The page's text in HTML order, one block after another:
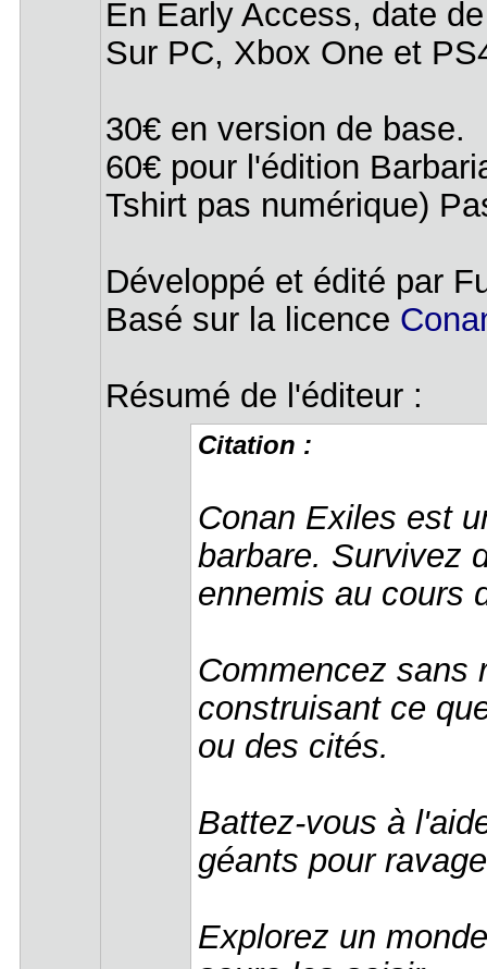
En Early Access, date
Sur PC, Xbox One et
30€ en version de base.
60€ pour l'édition
Tshirt pas numérique)
Développé et édité par
Basé sur la licence
Résumé de l'éditeur :
Citation :
Conan Exiles est
barbare. Survivez
ennemis au cours
Commencez sans
construisant ce
ou des cités.
Battez-vous à
géants pour
Explorez un